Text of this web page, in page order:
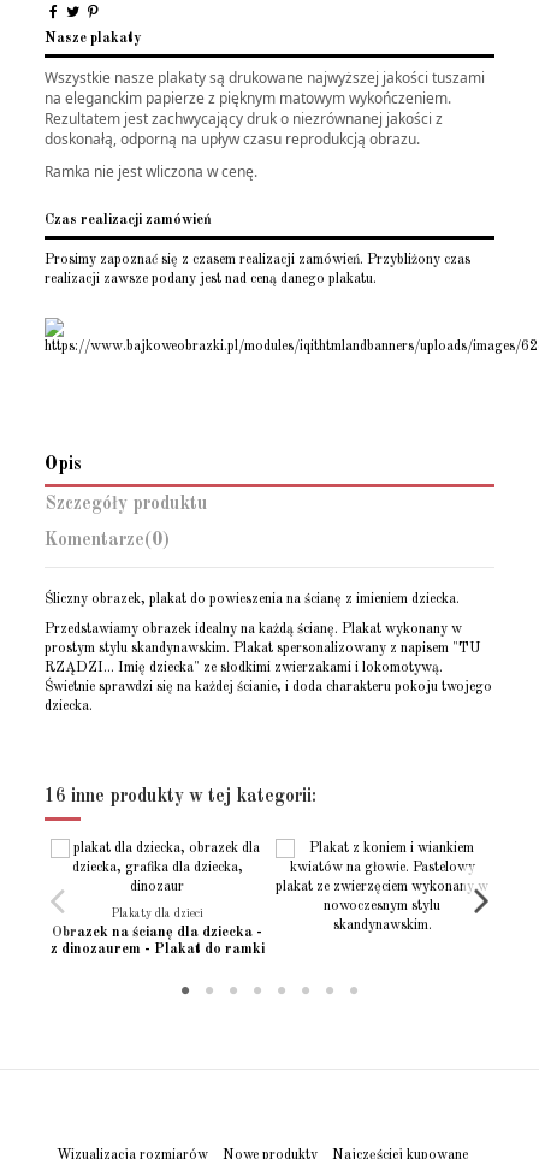
Nasze plakaty
Wszystkie nasze plakaty są drukowane najwyższej jakości tuszami
na eleganckim papierze z pięknym matowym wykończeniem.
Rezultatem jest zachwycający druk o niezrównanej jakości z
doskonałą, odporną na upływ czasu reprodukcją obrazu.
Ramka nie jest wliczona w cenę.
Czas realizacji zamówień
Prosimy zapoznać się z czasem realizacji zamówień. Przybliżony czas
realizacji zawsze podany jest nad ceną danego plakatu.
Opis
Szczegóły produktu
Komentarze(0)
Śliczny obrazek, plakat do powieszenia na ścianę z imieniem dziecka.
Przedstawiamy obrazek idealny na każdą ścianę. Plakat wykonany w
prostym stylu skandynawskim. Plakat spersonalizowany z napisem "TU
RZĄDZI... Imię dziecka" ze słodkimi zwierzakami i lokomotywą.
Świetnie sprawdzi się na każdej ścianie, i doda charakteru pokoju twojego
dziecka.
Rozmiar - (21x30) (21x30cm) 8x12"
Rozmiar - (30x40)
Rozmiar - (30x45) (30x45cm)
Rozmiar - (40x50) (40x50cm)
Rozmiar - (50x70) (50x70cm)
Fotograficzny - Matowy
Język projektu Polski
16 inne produkty w tej kategorii:
Plakaty dla dzieci
Obrazek na ścianę dla dziecka -
z dinozaurem - Plakat do ramki
Wizualizacja rozmiarów Nowe produkty Najczęściej kupowane